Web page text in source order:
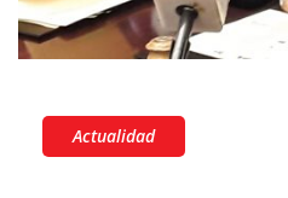
Actualidad